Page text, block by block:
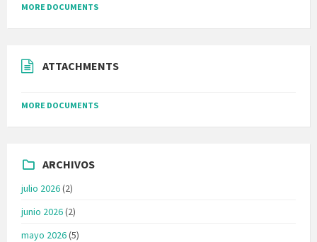
MORE DOCUMENTS
ATTACHMENTS
MORE DOCUMENTS
ARCHIVOS
julio 2026(2)
junio 2026(2)
mayo 2026(5)